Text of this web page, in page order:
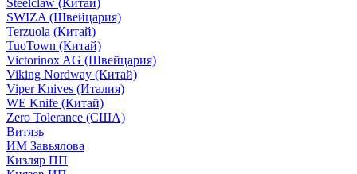
Steelclaw (Китай)
SWIZA (Швейцария)
Terzuola (Китай)
TuoTown (Китай)
Victorinox AG (Швейцария)
Viking Nordway (Китай)
Viper Knives (Италия)
WE Knife (Китай)
Zero Tolerance (США)
Витязь
ИМ Завьялова
Кизляр ПП